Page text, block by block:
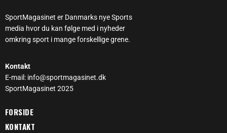
SportMagasinet er Danmarks nye Sports
media hvor du kan følge med i nyheder
omkring sport i mange forskellige grene.
Kontakt
E-mail: info@sportmagasinet.dk
SportMagasinet 2025
FORSIDE
KONTAKT